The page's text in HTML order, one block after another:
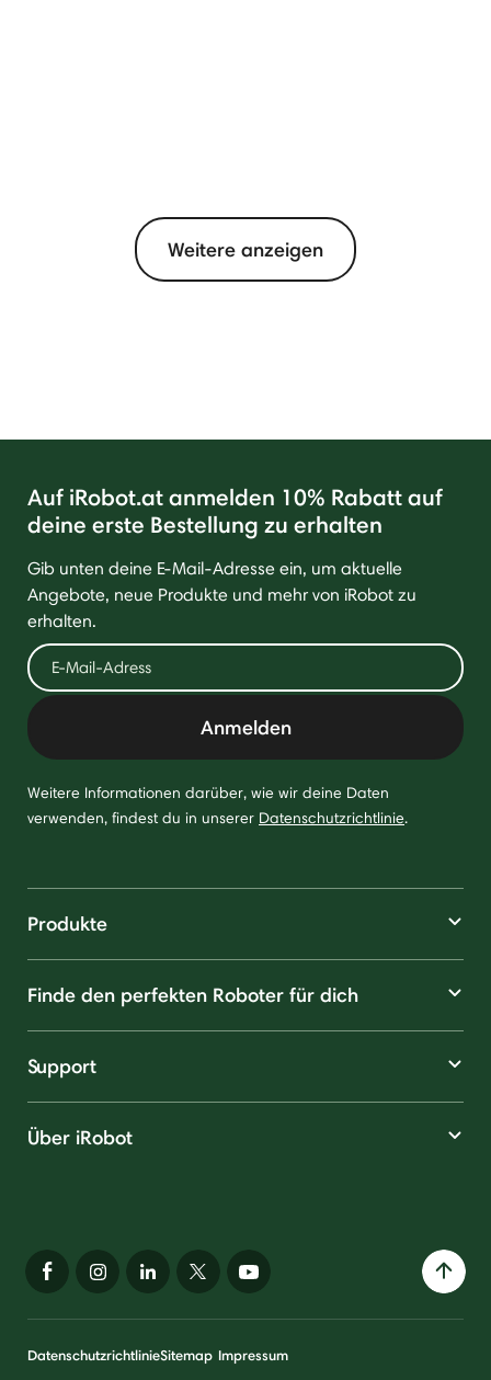
Weitere anzeigen
Auf iRobot.at anmelden 10% Rabatt auf
deine erste Bestellung zu erhalten
Gib unten deine E-Mail-Adresse ein, um aktuelle
Angebote, neue Produkte und mehr von iRobot zu
erhalten.
Anmelden
Weitere Informationen darüber, wie wir deine Daten
verwenden, findest du in unserer Datenschutzrichtlinie.
Produkte
Finde den perfekten Roboter für dich
Support
Über iRobot
DatenschutzrichtlinieSitemap Impressum